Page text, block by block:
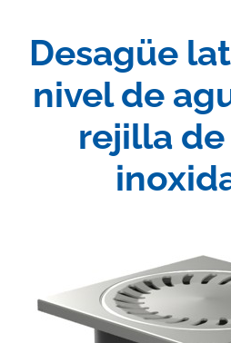
Desagüe
nivel de
rejilla